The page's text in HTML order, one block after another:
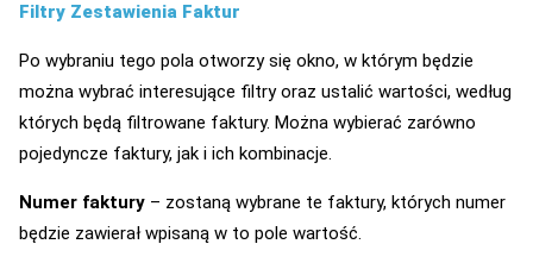
Filtry Zestawienia Faktur
Po wybraniu tego pola otworzy się okno, w którym będzie
można wybrać interesujące filtry oraz ustalić wartości, według
których będą filtrowane faktury. Można wybierać zarówno
pojedyncze faktury, jak i ich kombinacje.
Numer faktury – zostaną wybrane te faktury, których numer
będzie zawierał wpisaną w to pole wartość.